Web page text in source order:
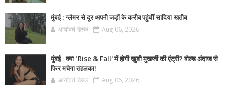
मुंबई : ग्लैमर से दूर अपनी जड़ों के करीब पहुंचीं सादिया खतीब
आर्यावर्त डेस्क Aug 06, 2026
मुंबई : क्या ‘Rise & Fall’ में होगी खुशी मुखर्जी की एंट्री? बोल्ड अंदाज से
फिर मचेगा तहलका!
आर्यावर्त डेस्क Aug 06, 2026